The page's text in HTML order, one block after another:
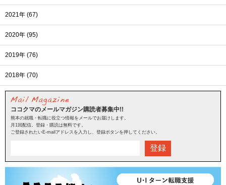
2021年 (67)
2020年 (95)
2019年 (76)
2018年 (70)
ココクマのメールマガジン購読者募集中!!
熊本の就職・転職に役立つ情報をメールでお届けします。
月1回配信。登録・購読は無料です。
ご登録されたいE-mailアドレスを入力し、登録ボタンを押してください。
登録